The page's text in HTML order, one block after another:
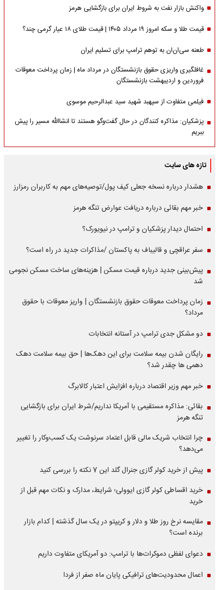
واکنش بازار نفت به شروط ایران برای بازگشایی هرمز
قیمت طلا و سکه امروز ۱۹ مرداد ۱۴۰۵ | قیمت طلای ۱۸ عیار گرمی چند؟
طعنه سی‌ان‌ان به توهم ترامپ برای تسلیم ایران
غافلگیری واریزی حقوق بازنشستگان در مرداد ماه | زمان پرداخت معوقات
فروردین و اردیبهشت بازنشستگان
فیلمی متفاوت از سپهبد شهید سید عبدالرحیم موسوی
پزشکیان: مذاکره کنندگان در حال گفت‌وگو هستند تا انشاالله مسیر را پیش
ببریم
تازه های سایت
هشدار درباره نسخه جعلی کیف پول/توصیه‌های مهم به کاربران رمزارز
خبر مهم بقائی درباره دریافت عوارض تنگه هرمز
احتمال دیدار پزشکیان و ترامپ در نیویورک؟
سفر عراقچی و قالیباف به پاکستان /مذاکرات جدید در راه است؟
پیش‌بینی جدید درباره قیمت مسکن | هزینه‌های ساخت مسکن نجومی
شد
زمان پرداخت معوقات حقوق بازنشستگان | واریز معوقات با حقوق
مرداد؟
دو مشکل جدی ترامپ در آستانه انتخابات
رایگان شدن بیمه سلامت برای این دهک‌ها | حق بیمه‌ سلامت دهک
دهمی ها چقدر شد؟
خبر مهم وزیر اقتصاد درباره افزایش اعتبار کالابرگ
بقائی: مذاکره مستقیمی با آمریکا نداریم/شرط ایران برای بازگشایی
تنگه هرمز
چرا انتخاب شریک مالی قابل اعتماد سرنوشت یک کسب‌وکار را تغییر
می‌دهد؟
پیش از خرید کولر گازی جنرال گلد این 7 نکته را بررسی کنید
خرید اقساطی کولر گازی ایوولی؛ شرایط، مدارک و نکات مهم قبل از
خرید
مقایسه نرخ روز طلا و دلار و کریپتو در یک سال گذشته | کدام بازار
برنده است؟
دعوای لفظی دموکرات‌ها با ترامپ: دو آمریکای متفاوت داریم
اعمال محدودیت‌های ترافیکی پایان ماه صفر از فردا